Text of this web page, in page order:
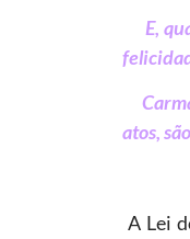
E,
atos,
A Lei